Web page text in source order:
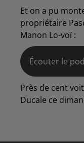
Et on a pu
propriétaire
Manon Lo-voï :
Écouter le
Près de cent
Ducale ce